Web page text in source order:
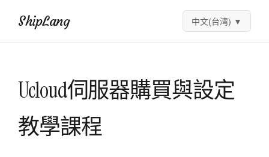
ShipLang 中文(台湾) ▼
Ucloud伺服器購買與設定
教學課程